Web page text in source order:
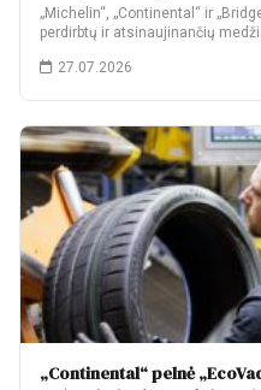
„Michelin“, „Continental“ ir
perdirbtų ir atsinaujinančių
27.07.2026
„Continental“ pelnė